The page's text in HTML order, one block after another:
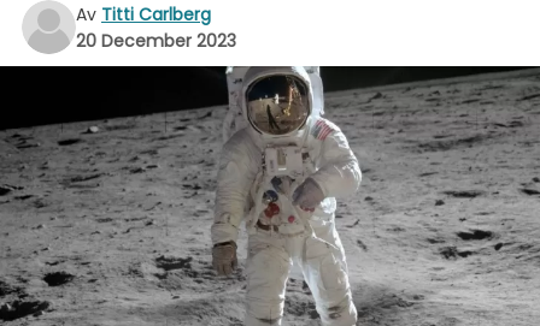
Av Titti Carlberg
20 December 2023